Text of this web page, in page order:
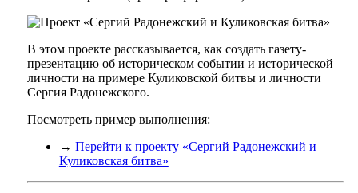
В этом проекте рассказывается, как создать газету-
презентацию об историческом событии и исторической
личности на примере Куликовской битвы и личности
Сергия Радонежского.
Посмотреть пример выполнения:
→ Перейти к проекту «Сергий Радонежский и
Куликовская битва»